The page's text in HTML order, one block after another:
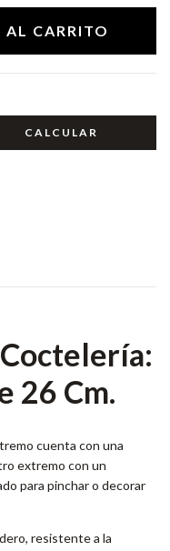
CALCULAR
26 Cm.
cuenta con una
extremo con un
para pinchar o decorar
resistente a la